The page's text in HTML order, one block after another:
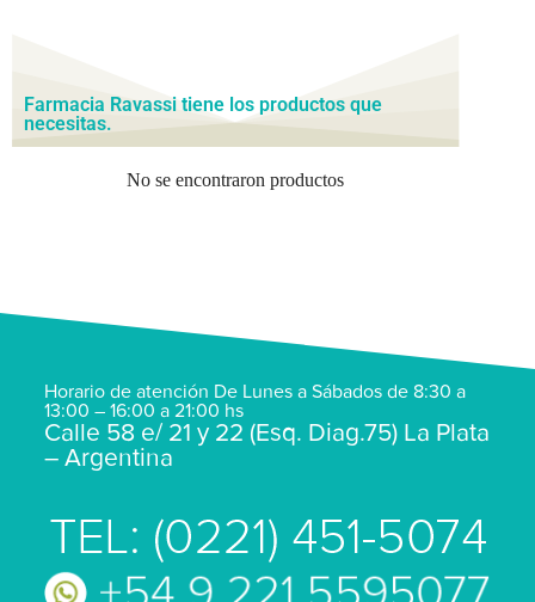
Farmacia Ravassi tiene los productos que
necesitas.
No se encontraron productos
Horario de atención De Lunes a Sábados de 8:30 a
13:00 – 16:00 a 21:00 hs
Calle 58 e/ 21 y 22 (Esq. Diag.75) La Plata
– Argentina